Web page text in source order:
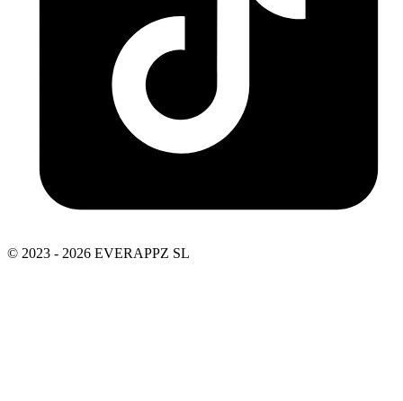
© 2023 - 2026 EVERAPPZ SL